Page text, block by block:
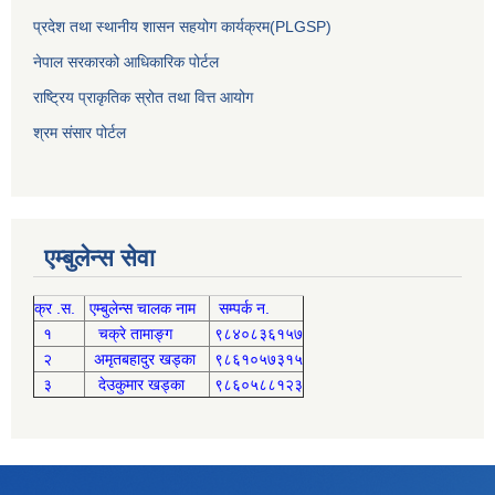
प्रदेश तथा स्थानीय शासन सहयोग कार्यक्रम(PLGSP)
नेपाल सरकारको आधिकारिक पोर्टल
राष्ट्रिय प्राकृतिक स्रोत तथा वित्त आयोग
श्रम संसार पोर्टल
एम्बुलेन्स सेवा
क्र .स. एम्बुलेन्स चालक नाम
सम्पर्क न.
१
चक्रे तामाङ्ग
९८४०८३६१५७
२
अमृतबहादुर खड्का
९८६१०५७३१५
३
देउकुमार खड्का ९८६०५८८१२३